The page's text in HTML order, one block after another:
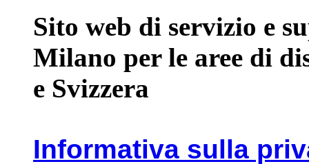
Sito web di servizio e
Milano per le aree di
e Svizzera
Informativa sulla